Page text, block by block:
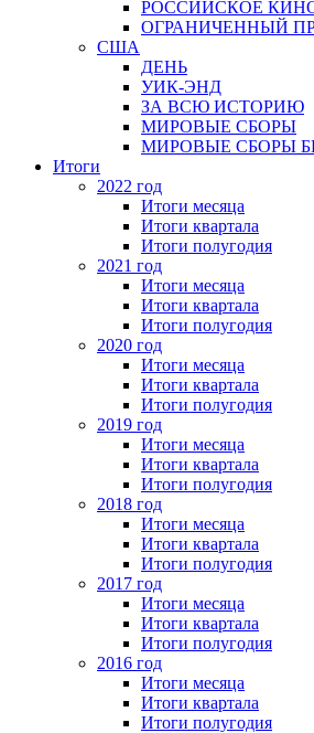
РОССИЙСКОЕ
ОГРАНИЧЕННЫЙ
США
ДЕНЬ
УИК-ЭНД
ЗА ВСЮ ИСТОРИЮ
МИРОВЫЕ СБОРЫ
МИРОВЫЕ СБОРЫ
Итоги
2022 год
Итоги месяца
Итоги квартала
Итоги полугодия
2021 год
Итоги месяца
Итоги квартала
Итоги полугодия
2020 год
Итоги месяца
Итоги квартала
Итоги полугодия
2019 год
Итоги месяца
Итоги квартала
Итоги полугодия
2018 год
Итоги месяца
Итоги квартала
Итоги полугодия
2017 год
Итоги месяца
Итоги квартала
Итоги полугодия
2016 год
Итоги месяца
Итоги квартала
Итоги полугодия